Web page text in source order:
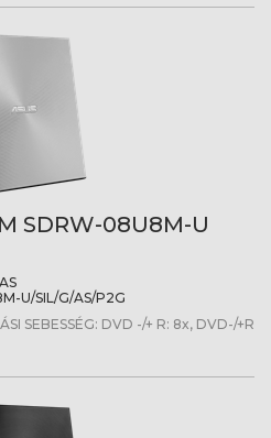
SDRW-08U8M-U
U/SIL/G/AS/P2G
SEBESSÉG: DVD -/+ R: 8x, DVD-/+R